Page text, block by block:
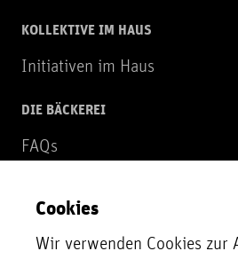
KOLLEKTIVE IM HAUS
Initiativen im Haus
DIE BÄCKEREI
FAQs
NEWSLETTER
Zur Newsletter Anmeldung
Cookies
Wir verwenden Cookies zur